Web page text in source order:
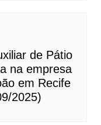
de Pátio
na empresa
em Recife
2025)